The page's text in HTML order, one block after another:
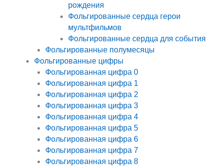
рождения
Фольгированные сердца герои
мультфильмов
Фольгированные сердца для события
Фольгированные полумесяцы
Фольгированные цифры
Фольгированная цифра 0
Фольгированная цифра 1
Фольгированная цифра 2
Фольгированная цифра 3
Фольгированная цифра 4
Фольгированная цифра 5
Фольгированная цифра 6
Фольгированная цифра 7
Фольгированная цифра 8